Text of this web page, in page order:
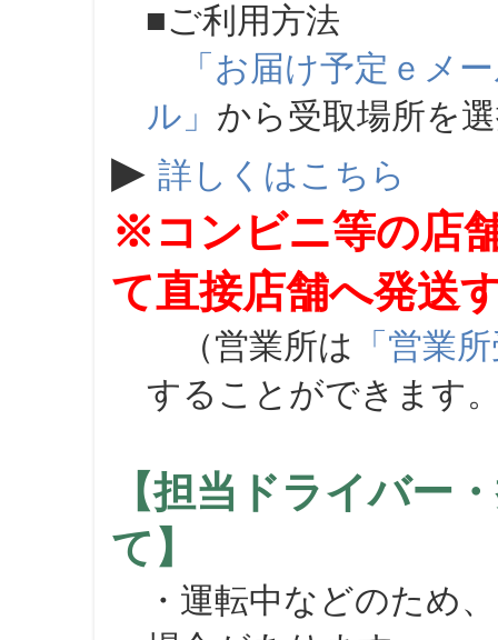
■ご利用方法
「お届け予定ｅメ
ル」 から受取場所を
▶ 詳しくはこちら
※コンビニ等の店
て直接店舗へ発送
（営業所は 「営業
することができます
【担当ドライバー
て】
・運転中などのため